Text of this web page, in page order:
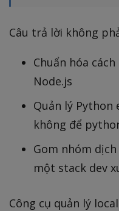
Câu trả lời không
Chuẩn hóa
Node.js
Quản lý
không để
Gom nhóm dịch
một stack dev
Công cụ quản lý